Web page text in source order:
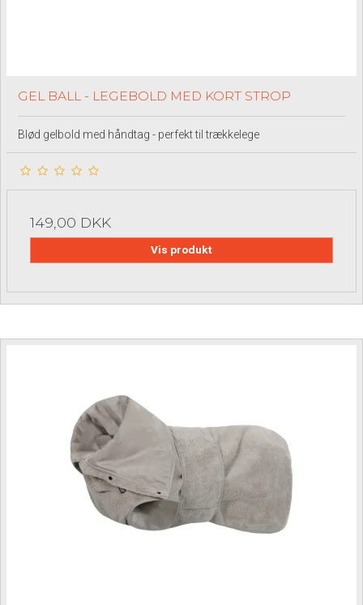
GEL BALL - LEGEBOLD MED KORT STROP
Blød gelbold med håndtag - perfekt til trækkelege
149,00 DKK
Vis produkt